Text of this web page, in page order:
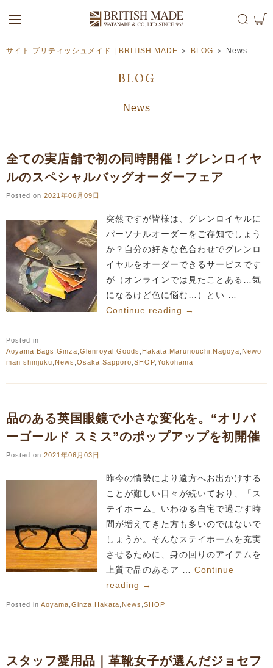
ALL MEN
WOMEN
サイト ブリティッシュメイド | BRITISH MADE ＞ BLOG ＞ News
BLOG
News
全ての実店舗で初の同時開催！グレンロイヤ
ルのスペシャルバッグオーダーフェア
Posted on 2021年06月09日
突然ですが皆様は、グレンロイヤルに
パーソナルオーダーをご存知でしょう
か？自分の好きな色合わせでグレンロ
イヤルをオーダーできるサービスです
が（オンラインでは見たことある…気
になるけど色に悩む…）とい …
Continue reading →
Posted in
Aoyama Bags Ginza Glenroyal Goods Hakata Marunouchi Nagoya Newo
man shinjuku News Osaka Sapporo SHOP Yokohama
品のある英国眼鏡で小さな変化を。“オリバ
ーゴールド スミス”のポップアップを初開催
Posted on 2021年06月03日
昨今の情勢により遠方へお出かけする
ことが難しい日々が続いており、「ス
テイホーム」いわゆる自宅で過ごす時
間が増えてきた方も多いのではないで
しょうか。そんなステイホームを充実
させるために、身の回りのアイテムを
上質で品のあるア … Continue
reading →
Posted in Aoyama Ginza Hakata News SHOP
スタッフ愛用品｜革靴女子が選んだジョセフ